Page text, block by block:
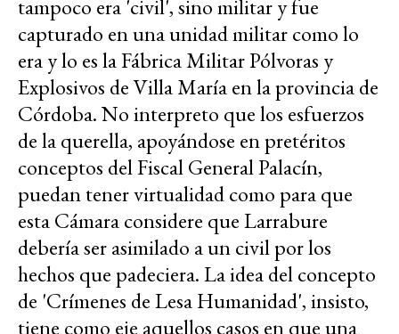
tampoco era 'civil', sino militar y fue
capturado en una unidad militar como lo
era y lo es la Fábrica Militar Pólvoras y
Explosivos de Villa María en la provincia de
Córdoba. No interpreto que los esfuerzos
de la querella, apoyándose en pretéritos
conceptos del Fiscal General Palacín,
puedan tener virtualidad como para que
esta Cámara considere que Larrabure
debería ser asimilado a un civil por los
hechos que padeciera. La idea del concepto
de 'Crímenes de Lesa Humanidad', insisto,
tiene como eje aquellos casos en que una